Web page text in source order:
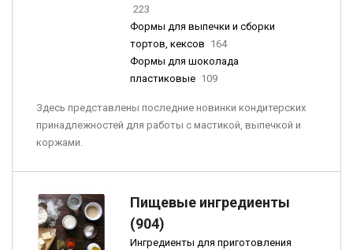
223
Формы для выпечки и сборки
тортов, кексов 164
Формы для шоколада
пластиковые 109
Здесь представлены последние новинки кондитерских
принадлежностей для работы с мастикой, выпечкой и
коржами.
Пищевые ингредиенты
(904)
Ингредиенты для приготовления